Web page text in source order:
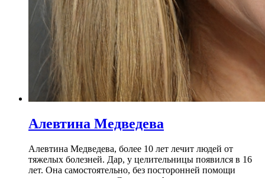
Алевтина Медведева
Алевтина Медведева, более 10 лет лечит людей от
тяжелых болезней. Дар, у целительницы появился в 16
лет. Она самостоятельно, без посторонней помощи